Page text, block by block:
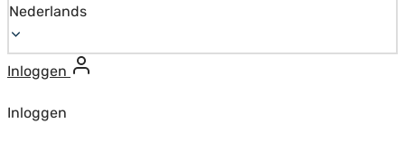
Nederlands
Inloggen
Inloggen